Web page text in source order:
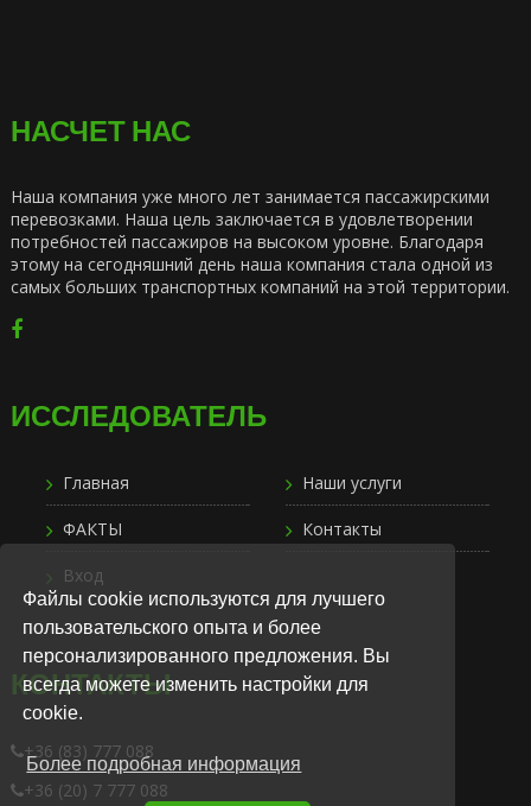
Файлы cookie используются для лучшего
пользовательского опыта и более
персонализированного предложения. Вы
всегда можете изменить настройки для
cookie.
Более подробная информация
НАСЧЕТ НАС
Наша компания уже много лет занимается пассажирскими
перевозками. Наша цель заключается в удовлетворении
потребностей пассажиров на высоком уровне. Благодаря
этому на сегодняшний день наша компания стала одной из
самых больших транспортных компаний на этой территории.
ИССЛЕДОВАТЕЛЬ
Главная Наши услуги
ФАКТЫ Контакты
Вход
КОНТАКТЫ
+36 (83) 777 088
+36 (20) 7 777 088